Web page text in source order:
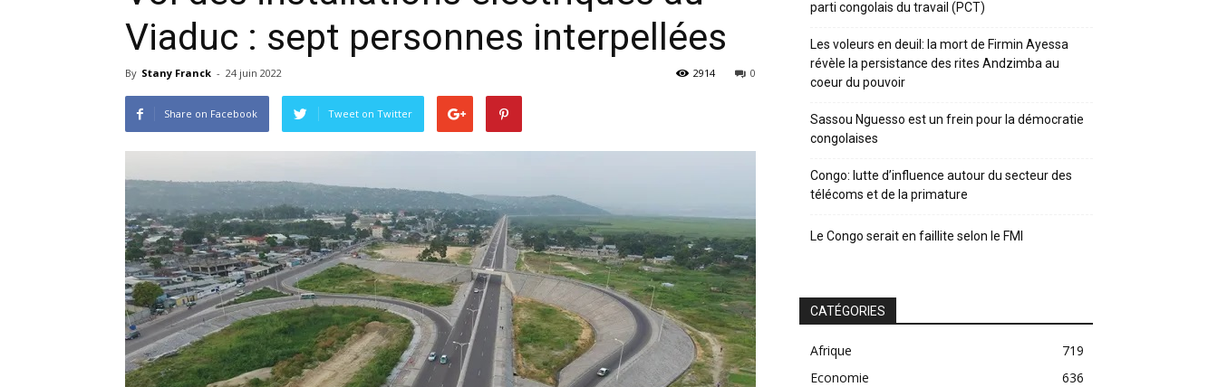
Viaduc : sept personnes interpellées
By Stany Franck - 24 juin 2022 0
2914
Share on Facebook Tweet on Twitter
parti congolais du travail (PCT)
Les voleurs en deuil: la mort de Firmin Ayessa
révèle la persistance des rites Andzimba au
coeur du pouvoir
Sassou Nguesso est un frein pour la démocratie
congolaises
Congo: lutte d’influence autour du secteur des
télécoms et de la primature
Le Congo serait en faillite selon le FMI
CATÉGORIES
Afrique
719
Economie
636